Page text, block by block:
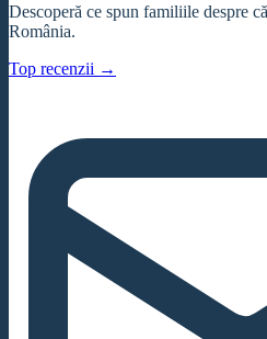
Descoperă ce spun familiile despre
România.
Top recenzii →